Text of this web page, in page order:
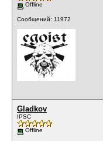
Offline
Сообщений: 11972
Gladkov
IPSC
Offline